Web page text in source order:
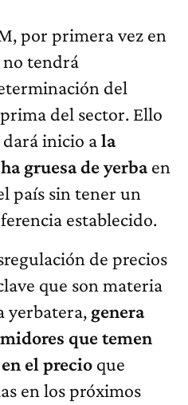
por primera vez en
no tendrá
del
del sector. Ello
dará inicio ala
gruesa de yerbaen
país sin tener un
establecido.
de precios
que son materia
yerbatera, genera
que temen
el precio que
en los próximos